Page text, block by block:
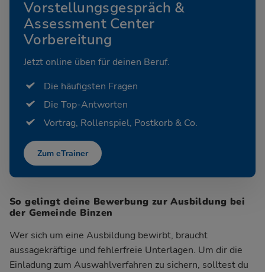
Vorstellungsgespräch &
Assessment Center
Vorbereitung
Jetzt online üben für deinen Beruf.
Die häufigsten Fragen
Die Top-Antworten
Vortrag, Rollenspiel, Postkorb & Co.
Zum eTrainer
So gelingt deine Bewerbung zur Ausbildung bei
der Gemeinde Binzen
Wer sich um eine Ausbildung bewirbt, braucht
aussagekräftige und fehlerfreie Unterlagen. Um dir die
Einladung zum Auswahlverfahren zu sichern, solltest du